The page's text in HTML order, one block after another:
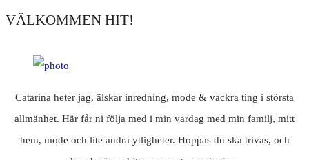
VÄLKOMMEN HIT!
Catarina heter jag, älskar inredning, mode & vackra ting i största
allmänhet. Här får ni följa med i min vardag med min familj, mitt
hem, mode och lite andra ytligheter. Hoppas du ska trivas, och